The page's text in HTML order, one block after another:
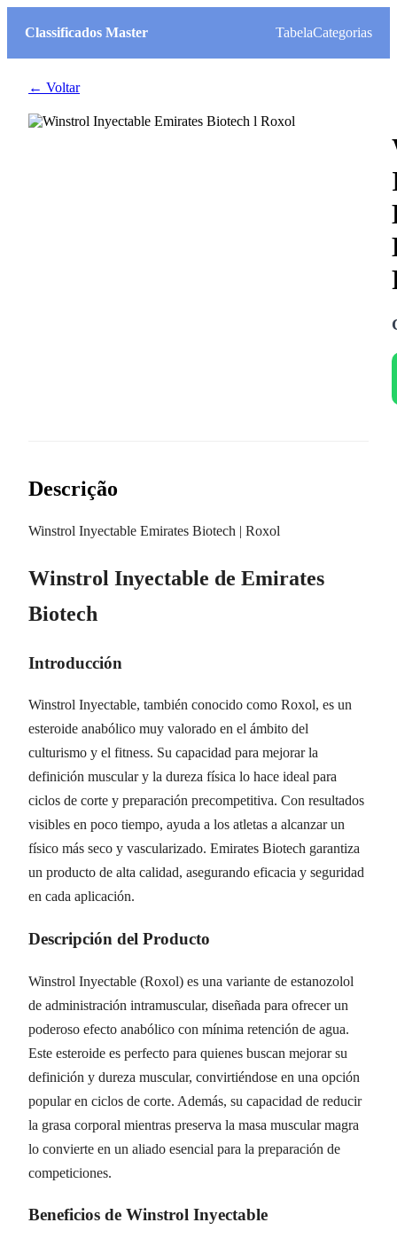
Classificados Master TabelaCategorias
← Voltar
Descrição
Winstrol Inyectable Emirates Biotech | Roxol
Winstrol Inyectable de Emirates
Biotech
Introducción
Winstrol Inyectable, también conocido como Roxol, es un
esteroide anabólico muy valorado en el ámbito del
culturismo y el fitness. Su capacidad para mejorar la
definición muscular y la dureza física lo hace ideal para
ciclos de corte y preparación precompetitiva. Con resultados
visibles en poco tiempo, ayuda a los atletas a alcanzar un
físico más seco y vascularizado. Emirates Biotech garantiza
un producto de alta calidad, asegurando eficacia y seguridad
en cada aplicación.
Descripción del Producto
Winstrol Inyectable (Roxol) es una variante de estanozolol
de administración intramuscular, diseñada para ofrecer un
poderoso efecto anabólico con mínima retención de agua.
Este esteroide es perfecto para quienes buscan mejorar su
definición y dureza muscular, convirtiéndose en una opción
popular en ciclos de corte. Además, su capacidad de reducir
la grasa corporal mientras preserva la masa muscular magra
lo convierte en un aliado esencial para la preparación de
competiciones.
Beneficios de Winstrol Inyectable